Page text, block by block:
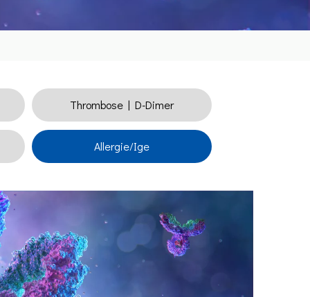
Thrombose | D-Dimer
Allergie/Ige